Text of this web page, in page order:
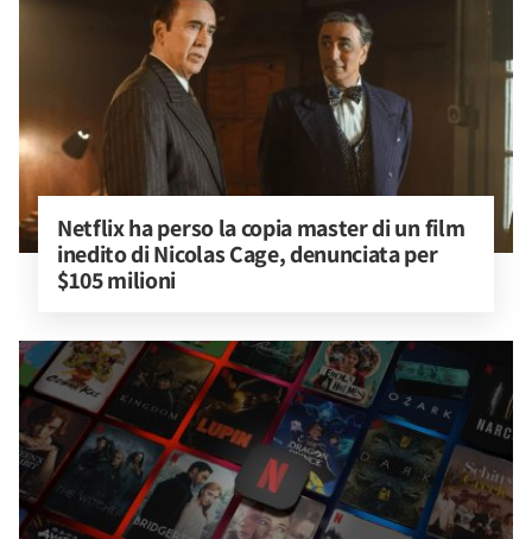
Netflix ha perso la copia master di un film
inedito di Nicolas Cage, denunciata per
$105 milioni